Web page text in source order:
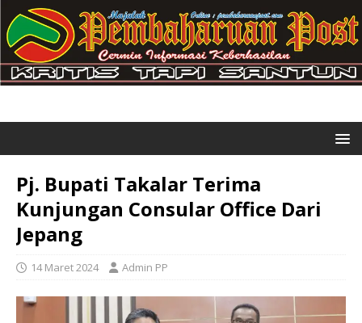
Pj. Bupati Takalar Terima
Kunjungan Consular Office Dari
Jepang
14 Maret 2024 Admin PP